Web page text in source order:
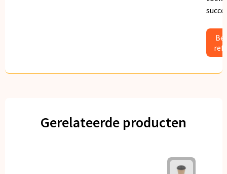
Gerelateerde producten